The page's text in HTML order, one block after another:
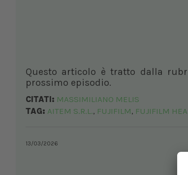
Questo articolo è tratto dalla
prossimo episodio.
CITATI: MASSIMILIANO MELIS
TAG: AITEM S.R.L., FUJIFILM, FUJIFILM
13/03/2026